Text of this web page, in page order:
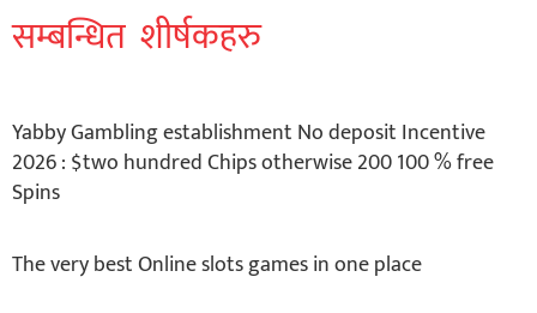
सम्बन्धित शीर्षकहरु
Yabby Gambling establishment No deposit Incentive
2026 : $two hundred Chips otherwise 200 100 % free
Spins
The very best Online slots games in one place